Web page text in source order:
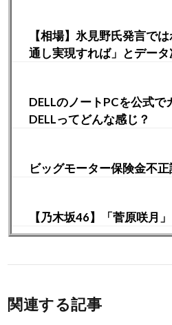
【相場】氷見野氏発言で
通し実現すれば」とデー
DELLのノートPCを公式
DELLってどんな感じ？
ビッグモーター保険金不
【乃木坂46】「菅原咲月
関連する記事